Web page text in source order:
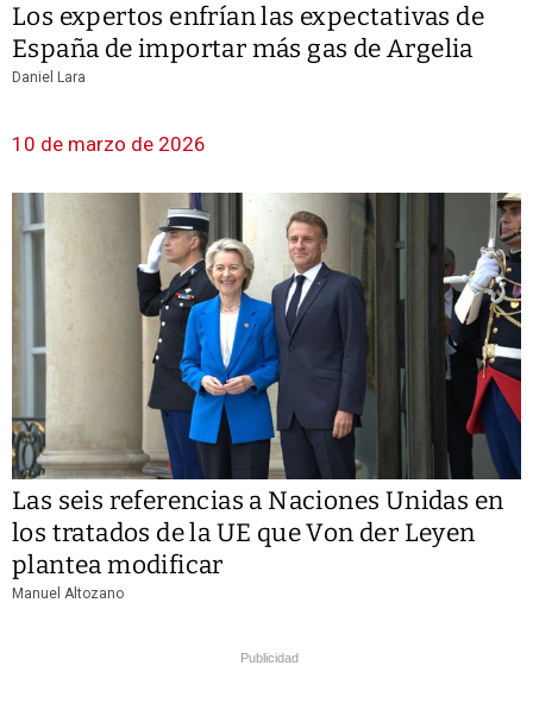
Los expertos enfrían las expectativas de
España de importar más gas de Argelia
Daniel Lara
10 de marzo de 2026
Las seis referencias a Naciones Unidas en
los tratados de la UE que Von der Leyen
plantea modificar
Manuel Altozano
Publicidad